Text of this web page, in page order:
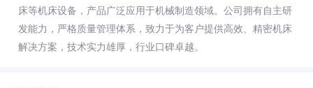
床等机床设备，产品广泛应用于机械制造领域。公司拥有自主研
发能力，严格质量管理体系，致力于为客户提供高效、精密机床
解决方案，技术实力雄厚，行业口碑卓越。